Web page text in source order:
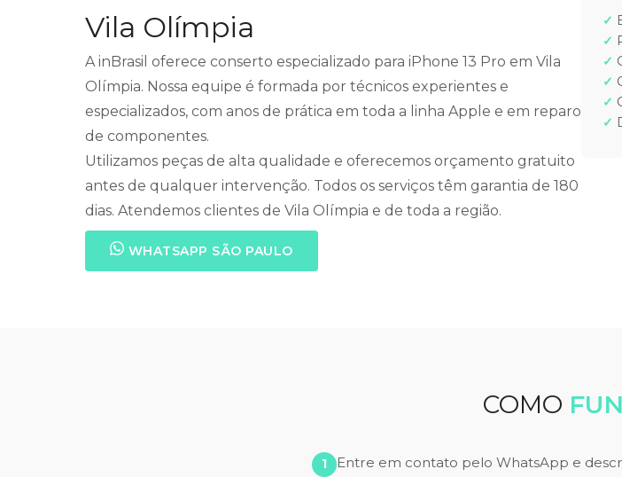
Vila Olímpia
A inBrasil oferece conserto especializado para iPhone 13 Pro em Vila
Olímpia. Nossa equipe é formada por técnicos experientes e
especializados, com anos de prática em toda a linha Apple e em reparo
de componentes.
Utilizamos peças de alta qualidade e oferecemos orçamento gratuito
antes de qualquer intervenção. Todos os serviços têm garantia de 180
dias. Atendemos clientes de Vila Olímpia e de toda a região.
WHATSAPP SÃO PAULO
COMO
Entre em contato pelo WhatsApp e